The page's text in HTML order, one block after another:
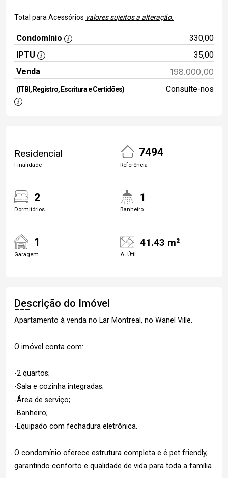
Total para Acessórios valores sujeitos a alteração.
Condomínio
330,00
IPTU
35,00
Venda
198.000,00
(ITBI, Registro, Escritura e Certidões) Consulte-nos
Residencial
Finalidade
7494
Referência
2
Dormitórios
1
Banheiro
1
Garagem
41.43 m²
A. Útil
Descrição do Imóvel
Apartamento à venda no Lar Montreal, no Wanel Ville.
O imóvel conta com:
-2 quartos;
-Sala e cozinha integradas;
-Área de serviço;
-Banheiro;
-Equipado com fechadura eletrônica.
O condomínio oferece estrutura completa e é pet friendly,
garantindo conforto e qualidade de vida para toda a família.